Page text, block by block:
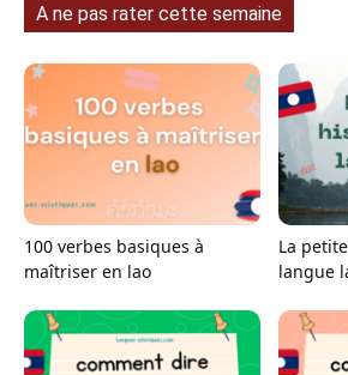
A ne pas rater cette semaine
100 verbes basiques à
maîtriser en lao
La
langue